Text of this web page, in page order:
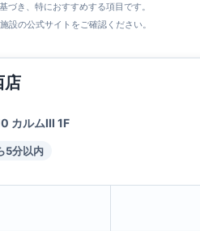
き、特におすすめする項目です。
設の公式サイトをご確認ください。
店
カルムIII 1F
5分以内